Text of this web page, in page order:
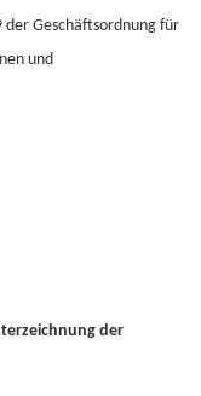
der Geschäftsordnung für
und
der